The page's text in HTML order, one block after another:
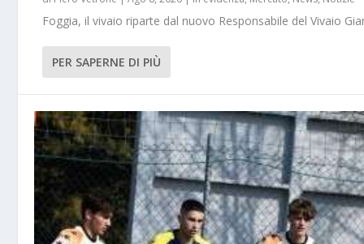
Foggia, il vivaio riparte dal nuovo Responsabile del Vivaio
PER SAPERNE DI PIÙ